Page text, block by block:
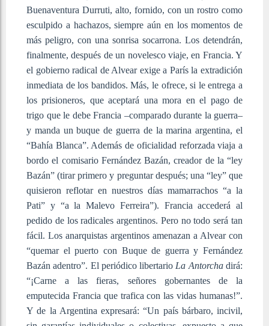
Buenaventura Durruti, alto, fornido, con un rostro como
esculpido a hachazos, siempre aún en los momentos de
más peligro, con una sonrisa socarrona. Los detendrán,
finalmente, después de un novelesco viaje, en Francia. Y
el gobierno radical de Alvear exige a París la extradición
inmediata de los bandidos. Más, le ofrece, si le entrega a
los prisioneros, que aceptará una mora en el pago de
trigo que le debe Francia –comparado durante la guerra–
y manda un buque de guerra de la marina argentina, el
“Bahía Blanca”. Además de oficialidad reforzada viaja a
bordo el comisario Fernández Bazán, creador de la “ley
Bazán” (tirar primero y preguntar después; una “ley” que
quisieron reflotar en nuestros días mamarrachos “a la
Pati” y “a la Malevo Ferreira”). Francia accederá al
pedido de los radicales argentinos. Pero no todo será tan
fácil. Los anarquistas argentinos amenazan a Alvear con
“quemar el puerto con Buque de guerra y Fernández
Bazán adentro”. El periódico libertario La Antorchadirá:
“¡Carne a las fieras, señores gobernantes de la
emputecida Francia que trafica con las vidas humanas!”.
Y de la Argentina expresará: “Un país bárbaro, incivil,